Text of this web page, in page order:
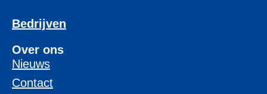
Bedrijven
Over ons
Nieuws
Contact